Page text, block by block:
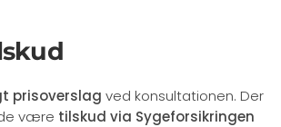
prisoverslag ved konsultationen. Der
være tilskud via Sygeforsikringen